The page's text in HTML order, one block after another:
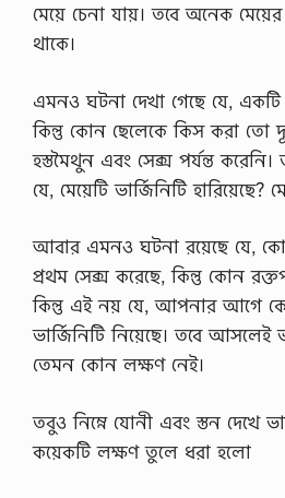
মেয়ে চেনা যায়। তবে অনেক
থাকে।
এমনও ঘটনা দেখা গেছে যে, একটি
কিন্তু কোন ছেলেকে কিস করা তো
হস্তমৈথুন এবং সেক্স পর্যন্ত
যে, মেয়েটি ভার্জিনিটি হারিয়েছে?
আবার এমনও ঘটনা রয়েছে যে,
প্রথম সেক্স করেছে, কিন্তু কোন
কিন্তু এই নয় যে, আপনার আগে
ভার্জিনিটি নিয়েছে। তবে আসলেই
তেমন কোন লক্ষণ নেই।
তবুও নিম্নে যোনী এবং স্তন দেখে
কয়েকটি লক্ষণ তুলে ধরা হলো